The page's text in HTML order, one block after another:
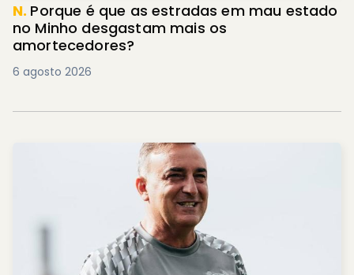
N. Porque é que as estradas em mau estado
no Minho desgastam mais os
amortecedores?
6 agosto 2026